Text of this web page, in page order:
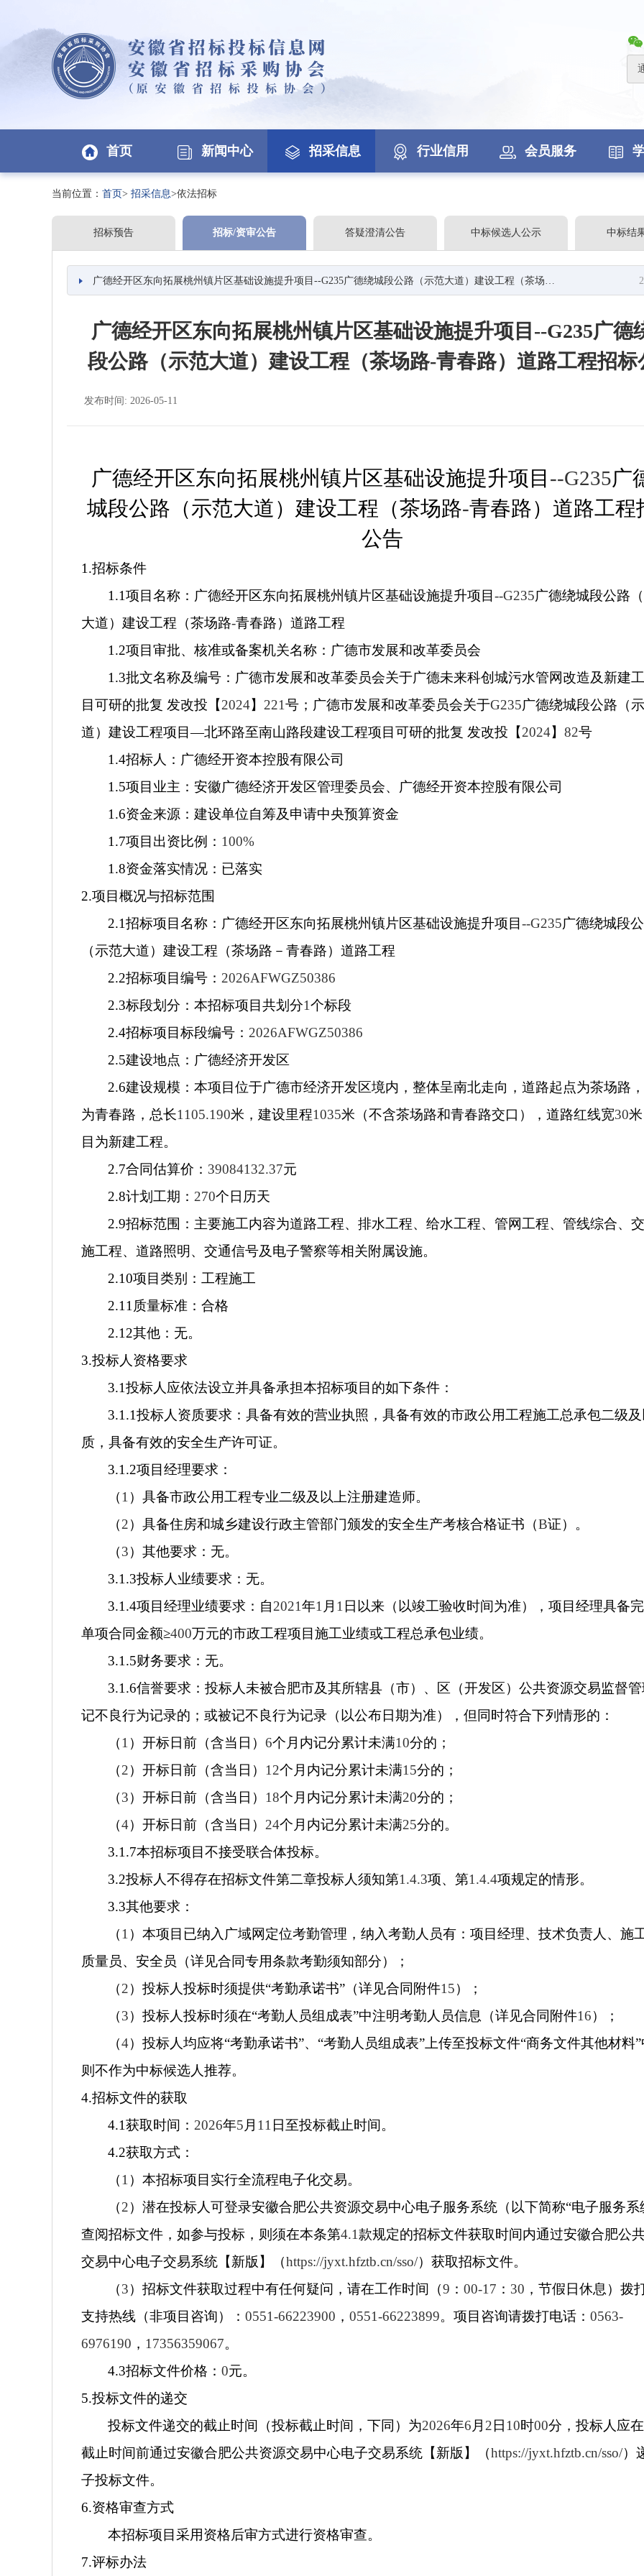
首页 新闻中心 招采信息 行业信用 会员服务
当前位置： 首页> 招采信息>依法招标
招标预告 招标/资审公告 答疑澄清公告 中标候选人公示 中标结
广德经开区东向拓展桃州镇片区基础设施提升项目--G235广德绕城段公路（示范大道）建设工程（茶场路-青春路）道路工程招标公告
广德经开区东向拓展桃州镇片区基础设施提升项目--G235广德
段公路（示范大道）建设工程（茶场路-青春路）道路工程招标
发布时间: 2026-05-11
广德经开区东向拓展桃州镇片区基础设施提升项目 --G235广
城段公路（示范大道）建设工程（茶场路-青春路）道路工程
公告
1.招标条件
1.1项目名称：广德经开区东向拓展桃州镇片区基础设施提升项目--G235广德绕城段公路
大道）建设工程（茶场路-青春路）道路工程
1.2项目审批、核准或备案机关名称：广德市发展和改革委员会
1.3批文名称及编号：广德市发展和改革委员会关于广德未来科创城污水管网改造及新建
目可研的批复 发改投【2024】 221号；广德市发展和改革委员会关于G235广德绕城段公路（
道）建设工程项目—北环路至南山路段建设工程项目可研的批复 发改投【2024】 82号
1.4招标人：广德经开资本控股有限公司
1.5项目业主：安徽广德经济开发区管理委员会、广德经开资本控股有限公司
1.6资金来源：建设单位自筹及申请中央预算资金
1.7项目出资比例： 100%
1.8资金落实情况：已落实
2.项目概况与招标范围
2.1招标项目名称：广德经开区东向拓展桃州镇片区基础设施提升项目--G235广德绕城段
（示范大道）建设工程（茶场路－青春路）道路工程
2.2招标项目编号： 2026AFWGZ50386
2.3标段划分：本招标项目共划分1个标段
2.4招标项目标段编号： 2026AFWGZ50386
2.5建设地点：广德经济开发区
2.6建设规模：本项目位于广德市经济开发区境内，整体呈南北走向，道路起点为茶场路
为青春路，总长1105.190米，建设里程1035米（不含茶场路和青春路交口），道路红线宽30
目为新建工程。
2.7合同估算价： 39084132.37元
2.8计划工期： 270个日历天
2.9招标范围：主要施工内容为道路工程、排水工程、给水工程、管网工程、管线综合、
施工程、道路照明、交通信号及电子警察等相关附属设施。
2.10项目类别：工程施工
2.11 质量标准：合格
2.12其他：无。
3.投标人资格要求
3.1投标人应依法设立并具备承担本招标项目的如下条件：
3.1.1投标人资质要求：具备有效的营业执照，具备有效的市政公用工程施工总承包二级
质，具备有效的安全生产许可证。
3.1.2项目经理要求：
（1 ）具备市政公用工程专业二级及以上注册建造师。
（2）具备住房和城乡建设行政主管部门颁发的安全生产考核合格证书（B证）。
（3）其他要求：无。
3.1.3投标人业绩要求：无。
3.1.4项目经理业绩要求：自2021年1 月 1 日以来（以竣工验收时间为准），项目经理具备
单项合同金额≥400万元的市政工程项目施工业绩或工程总承包业绩。
3.1.5财务要求：无。
3.1.6信誉要求：投标人未被合肥市及其所辖县（市）、区（开发区）公共资源交易监督
记不良行为记录的；或被记不良行为记录（以公布日期为准），但同时符合下列情形的：
（1 ）开标日前（含当日）6个月内记分累计未满10分的；
（2）开标日前（含当日） 12个月内记分累计未满15分的；
（3）开标日前（含当日） 18个月内记分累计未满20分的；
（4）开标日前（含当日） 24个月内记分累计未满25分的。
3.1.7本招标项目不接受联合体投标。
3.2投标人不得存在招标文件第二章投标人须知第1.4.3项、第1.4.4项规定的情形。
3.3其他要求：
（1 ）本项目已纳入广域网定位考勤管理，纳入考勤人员有：项目经理、技术负责人、施
质量员、安全员（详见合同专用条款考勤须知部分）；
（2）投标人投标时须提供“考勤承诺书”（详见合同附件15）；
（3）投标人投标时须在“考勤人员组成表”中注明考勤人员信息（详见合同附件16）；
（4）投标人均应将“考勤承诺书”、“考勤人员组成表”上传至投标文件“商务文件其他材料
则不作为中标候选人推荐。
4.招标文件的获取
4.1获取时间： 2026年5 月 11 日至投标截止时间。
4.2获取方式：
（1 ）本招标项目实行全流程电子化交易。
（2）潜在投标人可登录安徽合肥公共资源交易中心电子服务系统（以下简称“电子服务系
查阅招标文件，如参与投标，则须在本条第4.1款规定的招标文件获取时间内通过安徽合肥公
交易中心电子交易系统【新版】（https://jyxt.hfztb.cn/sso/）获取招标文件。
（3）招标文件获取过程中有任何疑问，请在工作时间（9 ：00-17 ： 30 ，节假日休息）拨
支持热线（非项目咨询）： 0551-66223900 ， 0551-66223899。项目咨询请拨打电话： 0563-
6976190 ， 17356359067。
4.3招标文件价格：0元。
5.投标文件的递交
投标文件递交的截止时间（投标截止时间，下同）为2026年6 月 2 日 10时00分，投标人应
截止时间前通过安徽合肥公共资源交易中心电子交易系统【新版】（https://jyxt.hfztb.cn/sso/）
子投标文件。
6.资格审查方式
本招标项目采用资格后审方式进行资格审查。
7.评标办法